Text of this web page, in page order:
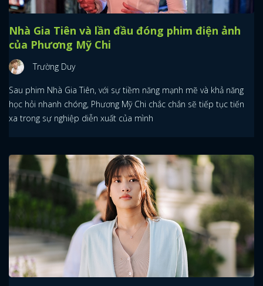
Nhà Gia Tiên và lần đầu đóng phim điện ảnh
của Phương Mỹ Chi
Trường Duy
Sau phim Nhà Gia Tiên, với sự tiềm năng mạnh mẽ và khả năng
học hỏi nhanh chóng, Phương Mỹ Chi chắc chắn sẽ tiếp tục tiến
xa trong sự nghiệp diễn xuất của mình